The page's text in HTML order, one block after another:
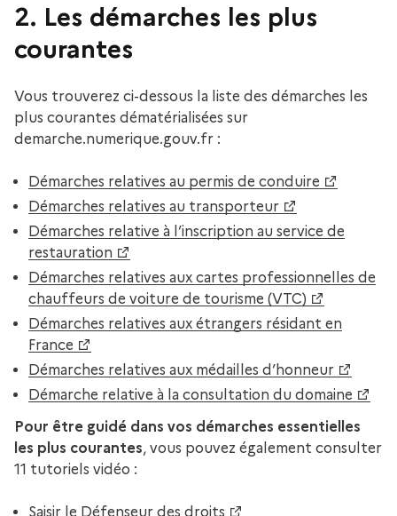
2. Les démarches les plus
courantes
Vous trouverez ci-dessous la liste des démarches les
plus courantes dématérialisées sur
demarche.numerique.gouv.fr :
Démarches relatives au permis de conduire
Démarches relatives au transporteur
Démarches relative à l’inscription au service de
restauration
Démarches relatives aux cartes professionnelles de
chauffeurs de voiture de tourisme (VTC)
Démarches relatives aux étrangers résidant en
France
Démarches relatives aux médailles d’honneur
Démarche relative à la consultation du domaine
Pour être guidé dans vos démarches essentielles
les plus courantes, vous pouvez également consulter
11 tutoriels vidéo :
Saisir le Défenseur des droits